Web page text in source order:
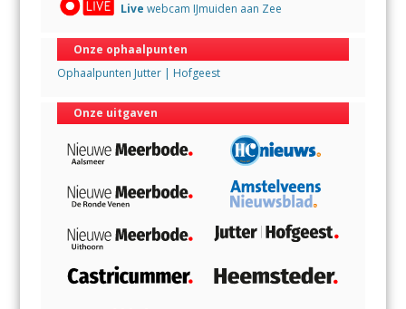
Live webcam IJmuiden aan Zee
Onze ophaalpunten
Ophaalpunten Jutter | Hofgeest
Onze uitgaven